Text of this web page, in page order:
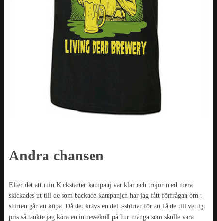
Andra chansen
Efter det att min Kickstarter kampanj var klar och tröjor med mera
skickades ut till de som backade kampanjen har jag fått förfrågan om t-
shirten går att köpa. Då det krävs en del t-shirtar för att få de till vettigt
pris så tänkte jag köra en intressekoll på hur många som skulle vara